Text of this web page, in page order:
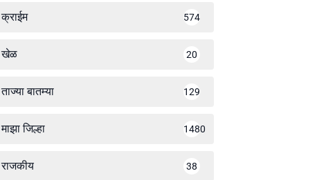
क्राईम 574
खेळ 20
ताज्या बातम्या 129
माझा जिल्हा 1480
राजकीय 38